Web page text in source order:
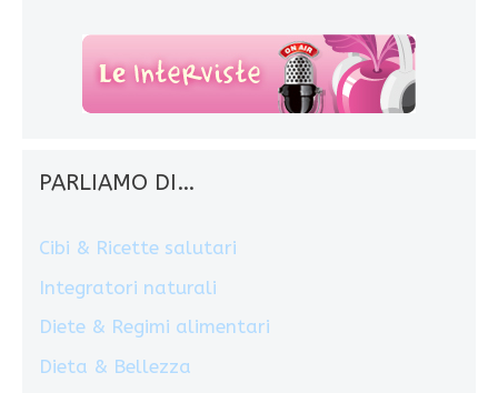
PARLIAMO DI…
Cibi & Ricette salutari
Integratori naturali
Diete & Regimi alimentari
Dieta & Bellezza